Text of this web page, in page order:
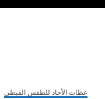
عظات الأحاد للطقس القبطي